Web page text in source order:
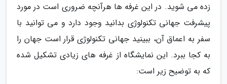
زده می شوید. در این غرفه ها هرآنچه ضروری است در مورد
پیشرفت جهانی تکنولوژی بدانید وجود دارد و می توانید با
سفر به اعماق آن، ببینید جهانی تکنولوژی قرار است جهان را
به کجا ببرد. این نمایشگاه از غرفه های زیادی تشکیل شده
که به توضیح زیر است: